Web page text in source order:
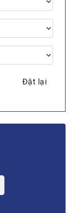
Đặt lại